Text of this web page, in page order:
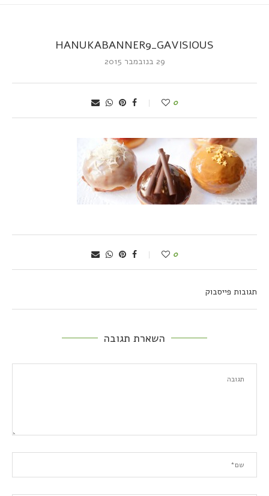
HANUKABANNER9_GAVISIOUS
29 בנובמבר 2015
0
0
תגובות פייסבוק
השארת תגובה